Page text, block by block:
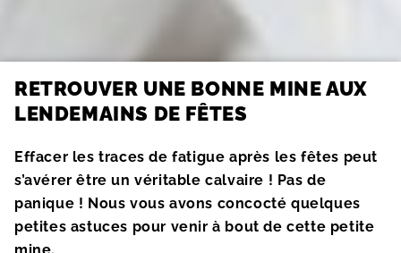
RETROUVER UNE BONNE MINE AUX
LENDEMAINS DE FÊTES
Effacer les traces de fatigue après les fêtes peut
s’avérer être un véritable calvaire ! Pas de
panique ! Nous vous avons concocté quelques
petites astuces pour venir à bout de cette petite